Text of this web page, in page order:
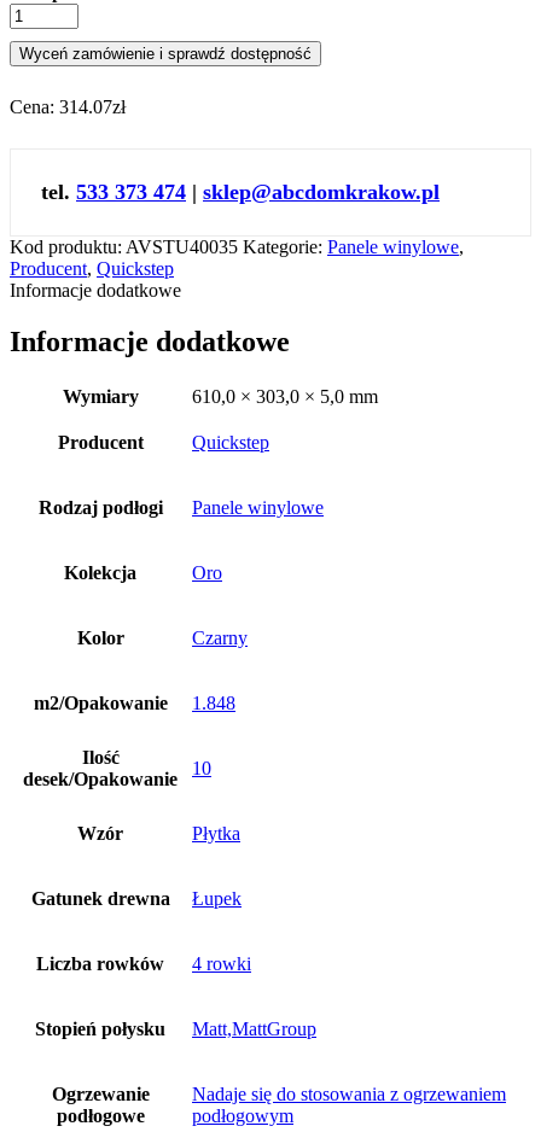
Wyceń zamówienie i sprawdź dostępność
Cena: 314.07zł
tel. 533 373 474 | sklep@abcdomkrakow.pl
Kod produktu: AVSTU40035 Kategorie: Panele winylowe,
Producent, Quickstep
Informacje dodatkowe
Informacje dodatkowe
Wymiary 610,0 × 303,0 × 5,0 mm
Producent Quickstep
Rodzaj podłogi Panele winylowe
Kolekcja Oro
Kolor Czarny
m2/Opakowanie 1.848
Ilość
desek/Opakowanie
10
Wzór Płytka
Gatunek drewna Łupek
Liczba rowków 4 rowki
Stopień połysku Matt,MattGroup
Ogrzewanie
podłogowe
Nadaje się do stosowania z ogrzewaniem
podłogowym